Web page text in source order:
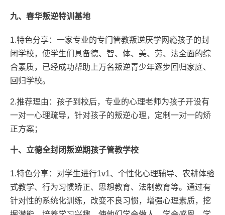
九、春华叛逆特训基地
1.特色分享：一家专业的专门管教叛逆厌学网瘾孩子的封
闭学校，使学生们具备德、智、体、美、劳、法全面的综
合素质，已经成功帮助上万名叛逆青少年逐步回归家庭、
回归学校。
2.推荐理由：孩子到校后，专业的心理老师为孩子开设有
一对一心理疏导，针对孩子的叛逆心理，定制一对一的矫
正方案；
十、立德全封闭叛逆期孩子管教学校
1.特色分享：对学生进行1v1、个性化心理辅导、农耕体验
式教学、行为习惯矫正、思想教育、法制教育等。通过有
针对性的系统化训练，改变不良习惯，增强心理素质，挖